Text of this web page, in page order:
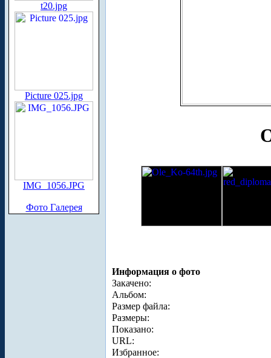
t20.jpg
Picture 025.jpg
IMG_1056.JPG
Фото Галерея
Информация о фото
Закачено:
Альбом:
Размер файла:
Размеры:
Показано:
URL:
Избранное: